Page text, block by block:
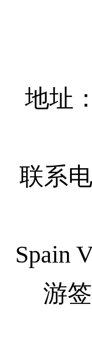
地址
联系
Spain
游